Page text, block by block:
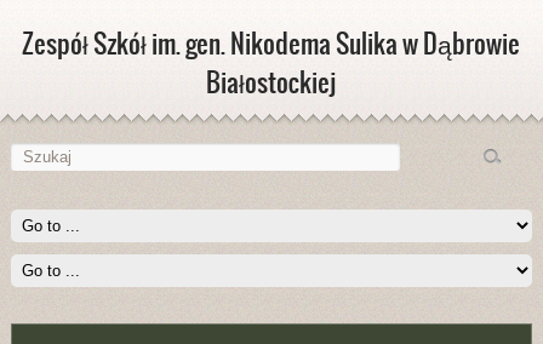
Zespół Szkół im. gen. Nikodema Sulika w Dąbrowie
Białostockiej